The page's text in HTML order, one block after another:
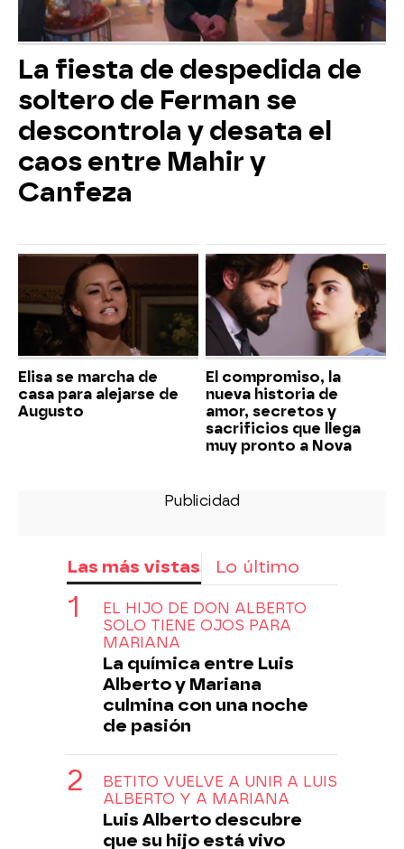
La fiesta de despedida de
soltero de Ferman se
descontrola y desata el
caos entre Mahir y
Canfeza
Elisa se marcha de
casa para alejarse de
Augusto
El compromiso, la
nueva historia de
amor, secretos y
sacrificios que llega
muy pronto a Nova
Las más vistas Lo último
EL HIJO DE DON ALBERTO
SOLO TIENE OJOS PARA
MARIANA
La química entre Luis
Alberto y Mariana
culmina con una noche
de pasión
BETITO VUELVE A UNIR A LUIS
ALBERTO Y A MARIANA
Luis Alberto descubre
que su hijo está vivo